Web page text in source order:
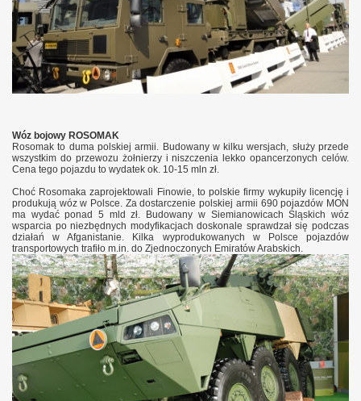
Wóz bojowy ROSOMAK
Rosomak to duma polskiej armii. Budowany w kilku wersjach, służy przede
wszystkim do przewozu żołnierzy i niszczenia lekko opancerzonych celów.
Cena tego pojazdu to wydatek ok. 10-15 mln zł.
Choć Rosomaka zaprojektowali Finowie, to polskie firmy wykupiły licencję i
produkują wóz w Polsce. Za dostarczenie polskiej armii 690 pojazdów MON
ma wydać ponad 5 mld zł. Budowany w Siemianowicach Śląskich wóz
wsparcia po niezbędnych modyfikacjach doskonale sprawdzał się podczas
działań w Afganistanie. Kilka wyprodukowanych w Polsce pojazdów
transportowych trafiło m.in. do Zjednoczonych Emiratów Arabskich.